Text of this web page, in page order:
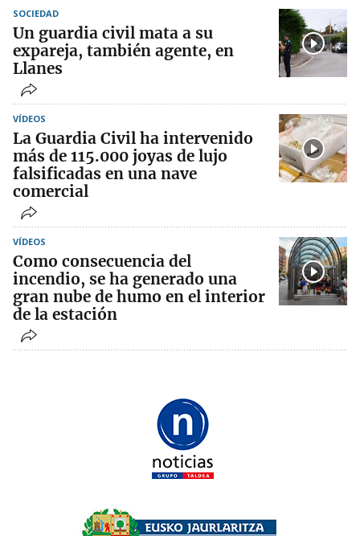
SOCIEDAD
Un guardia civil mata a su
expareja, también agente, en
Llanes
VÍDEOS
La Guardia Civil ha intervenido
más de 115.000 joyas de lujo
falsificadas en una nave
comercial
VÍDEOS
Como consecuencia del
incendio, se ha generado una
gran nube de humo en el interior
de la estación